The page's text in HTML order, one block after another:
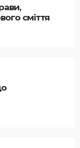
сміття